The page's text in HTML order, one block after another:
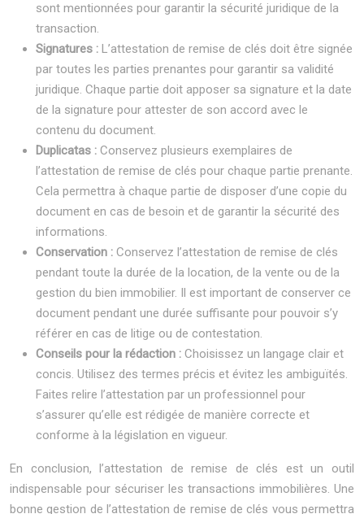
sont mentionnées pour garantir la sécurité juridique de la
transaction.
Signatures : L’attestation de remise de clés doit être signée
par toutes les parties prenantes pour garantir sa validité
juridique. Chaque partie doit apposer sa signature et la date
de la signature pour attester de son accord avec le
contenu du document.
Duplicatas : Conservez plusieurs exemplaires de
l’attestation de remise de clés pour chaque partie prenante.
Cela permettra à chaque partie de disposer d’une copie du
document en cas de besoin et de garantir la sécurité des
informations.
Conservation : Conservez l’attestation de remise de clés
pendant toute la durée de la location, de la vente ou de la
gestion du bien immobilier. Il est important de conserver ce
document pendant une durée suffisante pour pouvoir s’y
référer en cas de litige ou de contestation.
Conseils pour la rédaction : Choisissez un langage clair et
concis. Utilisez des termes précis et évitez les ambiguïtés.
Faites relire l’attestation par un professionnel pour
s’assurer qu’elle est rédigée de manière correcte et
conforme à la législation en vigueur.
En conclusion, l’attestation de remise de clés est un outil
indispensable pour sécuriser les transactions immobilières. Une
bonne gestion de l’attestation de remise de clés vous permettra